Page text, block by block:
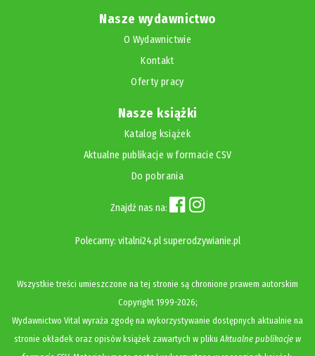
Nasze wydawnictwo
O Wydawnictwie
Kontakt
Oferty pracy
Nasze książki
Katalog książek
Aktualne publikacje w formacie CSV
Do pobrania
Znajdź nas na:
Polecamy: vitalni24.pl superodzywianie.pl
Wszystkie treści umieszczone na tej stronie są chronione prawem autorskim
Copyright1999-2026;
Wydawnictwo Vital wyraża zgodę na wykorzystywanie dostępnych aktualnie na
stronie okładek oraz opisów książek zawartych w plikuAktualne publikacje w